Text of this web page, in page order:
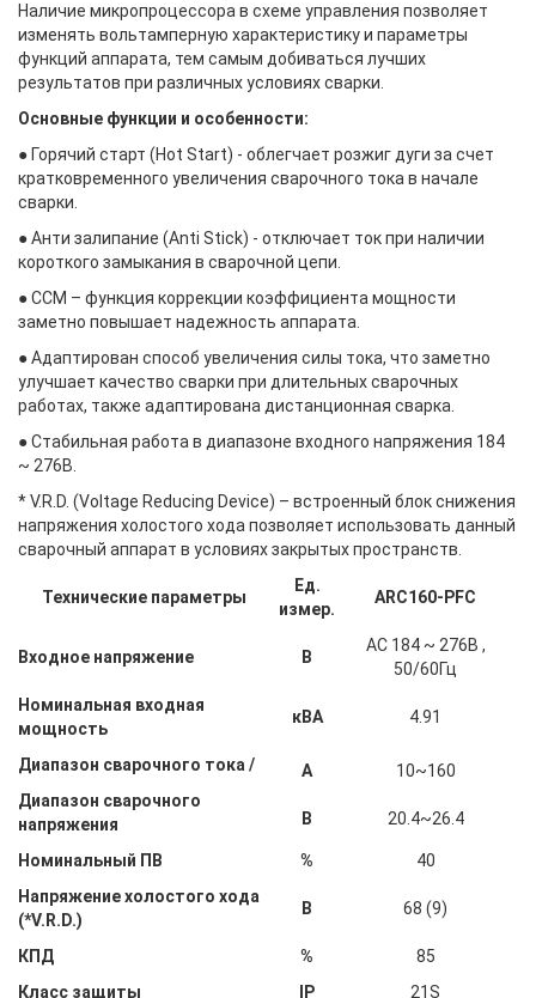
Наличие микропроцессора в схеме управления позволяет
изменять вольтамперную характеристику и параметры
функций аппарата, тем самым добиваться лучших
результатов при различных условиях сварки.
Основные функции и особенности:
● Горячий старт (Hot Start) - облегчает розжиг дуги за счет
кратковременного увеличения сварочного тока в начале
сварки.
● Анти залипание (Anti Stick) - отключает ток при наличии
короткого замыкания в сварочной цепи.
● CCM – функция коррекции коэффициента мощности
заметно повышает надежность аппарата.
● Адаптирован способ увеличения силы тока, что заметно
улучшает качество сварки при длительных сварочных
работах, также адаптирована дистанционная сварка.
● Стабильная работа в диапазоне входного напряжения 184
~ 276В.
* V.R.D. (Voltage Reducing Device) – встроенный блок снижения
напряжения холостого хода позволяет использовать данный
сварочный аппарат в условиях закрытых пространств.
Технические параметры
Ед.
измер.
ARC160-PFC
Входное напряжение В
AC 184 ~ 276В ,
50/60Гц
Номинальная входная
мощность
кВА 4.91
Диапазон сварочного тока /
Диапазон сварочного
напряжения
A 10~160
В 20.4~26.4
Номинальный ПВ %
40
Напряжение холостого хода
(*V.R.D.)
В 68 (9)
КПД %
85
Класс защиты
IP 21S